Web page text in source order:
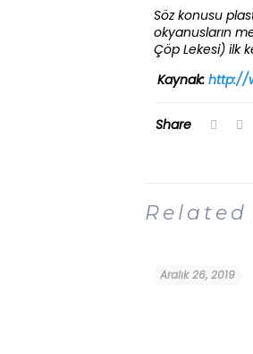
Söz konusu
okyanusların
Çöp Lekesi) ilk
Kaynak:http://
Share
Related
Aralık 26, 2019